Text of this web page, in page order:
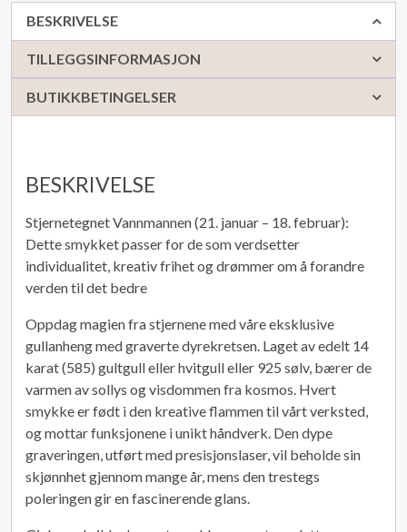
BESKRIVELSE
TILLEGGSINFORMASJON
BUTIKKBETINGELSER
BESKRIVELSE
StjernetegnetVannmannen (21. januar – 18. februar):
Dette smykket passer for de som verdsetter
individualitet, kreativ frihet og drømmer om å forandre
verden til det bedre
Oppdag magien fra stjernene med våre eksklusive
gullanheng med graverte dyrekretsen. Laget av edelt 14
karat (585) gultgull eller hvitgull eller 925 sølv, bærer de
varmen av sollys og visdommen fra kosmos. Hvert
smykke er født i den kreative flammen til vårt verksted,
og mottar funksjonene i unikt håndverk. Den dype
graveringen, utført med presisjonslaser, vil beholde sin
skjønnhet gjennom mange år, mens den trestegs
poleringen gir en fascinerende glans.